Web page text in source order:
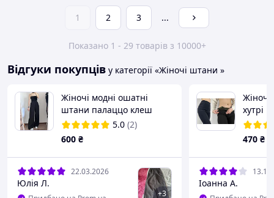
1 2 3 ...
Показано 1 - 29 товарів з 10000+
Відгуки покупців у категорії «Жіночі штани »
Жіночі модні ошатні
штани палаццо клеш
висока посадка чорний,
білий, беж, 42-44 44-46
5.0 (2)
600 ₴
22.03.2026
Юлія Л.
+3
хутрі
у
470 ₴
Іоанна А.